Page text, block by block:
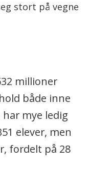
stort på vegne
millioner
både inne
mye ledig
elever, men
fordelt på 28